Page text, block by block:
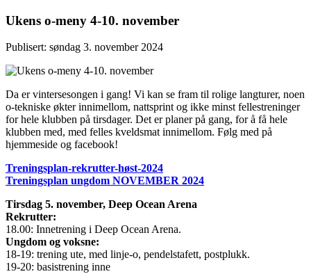
Ukens o-meny 4-10. november
Publisert: søndag 3. november 2024
Da er vintersesongen i gang! Vi kan se fram til rolige langturer, noen
o-tekniske økter innimellom, nattsprint og ikke minst fellestreninger
for hele klubben på tirsdager. Det er planer på gang, for å få hele
klubben med, med felles kveldsmat innimellom. Følg med på
hjemmeside og facebook!
Treningsplan-rekrutter-høst-2024
Treningsplan ungdom NOVEMBER 2024
Tirsdag 5. november, Deep Ocean Arena
Rekrutter:
18.00: Innetrening i Deep Ocean Arena.
Ungdom og voksne:
18-19: trening ute, med linje-o, pendelstafett, postplukk.
19-20: basistrening inne